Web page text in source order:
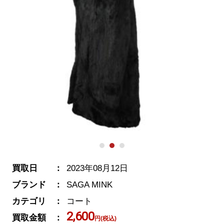
買取日
2023年08月12日
ブランド
SAGA MINK
カテゴリ
コート
買取金額
2,600円(税込)